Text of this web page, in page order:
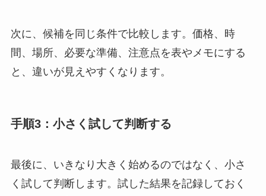
次に、候補を同じ条件で比較します。価格、時
間、場所、必要な準備、注意点を表やメモにする
と、違いが見えやすくなります。
手順3：小さく試して判断する
最後に、いきなり大きく始めるのではなく、小さ
く試して判断します。試した結果を記録しておく